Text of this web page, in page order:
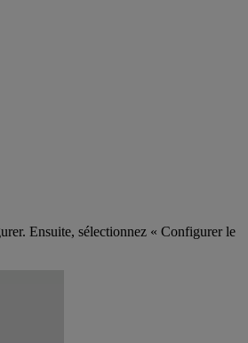
Ensuite, sélectionnez « Configurer le